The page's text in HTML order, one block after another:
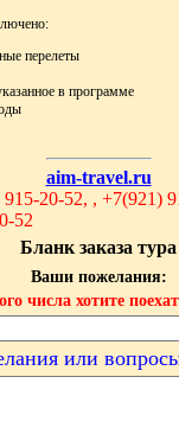
перелеты
в программе
aim-travel.ru
20-52, , +7(921)
52
Бланк заказа тура
Ваши пожелания:
числа хотите
или